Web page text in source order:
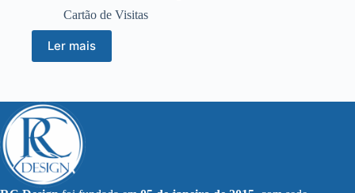
Cartão de Visitas
Ler mais